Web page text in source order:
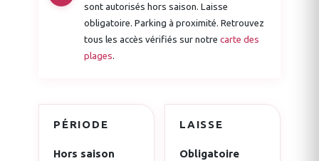
sont autorisés hors saison. Laisse
obligatoire. Parking à proximité. Retrouvez
tous les accès vérifiés sur notre carte des
plages.
PÉRIODE
Hors saison
LAISSE
Obligatoire